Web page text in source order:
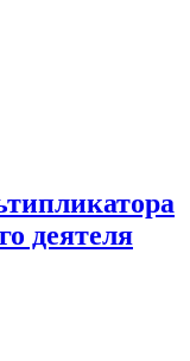
деятеля